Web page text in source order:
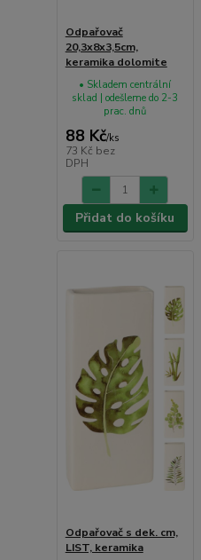
Odpařovač
20,3x8x3,5cm,
keramika dolomite
88 Kč/ks
73 Kč bez
DPH
• Skladem centrální
sklad | odešleme do 2-3
prac. dnů
Přidat do košíku
Odpařovač s dek. cm,
LIST, keramika